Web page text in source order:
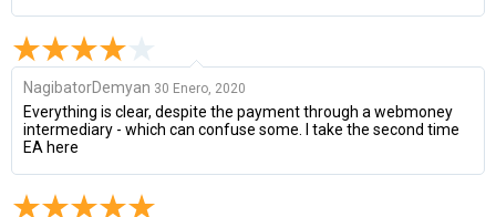
NagibatorDemyan 30 Enero, 2020
Everything is clear, despite the payment through a webmoney
intermediary - which can confuse some. I take the second time
EA here